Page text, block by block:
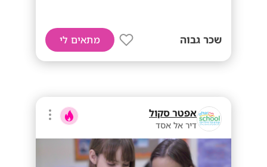
שכר גבוה מתאים לי
אפטר סקול
דיר אל אסד